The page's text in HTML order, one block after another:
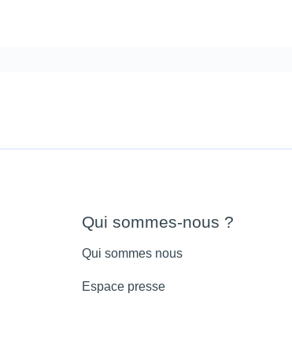
Qui sommes-nous ?
Qui sommes nous
Espace presse